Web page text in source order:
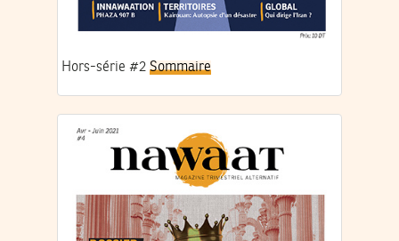
Hors-série #2 Sommaire